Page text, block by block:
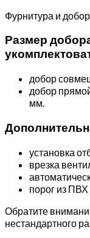
Фурнитура и
Размер
добор
добор
мм.
установка
врезка
порог из
Обратите
нестандартного